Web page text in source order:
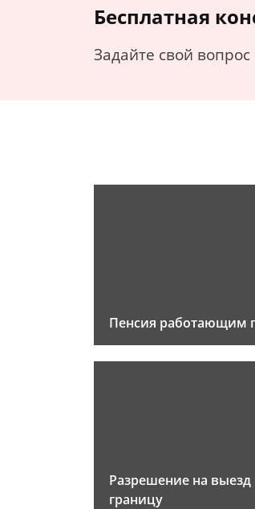
Бесплатная
Задайте свой
Пенсия работающим
Разрешение на выезд
границу